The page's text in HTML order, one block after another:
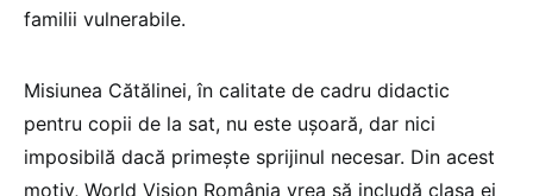
familii vulnerabile.
Misiunea Cătălinei, în calitate de cadru didactic
pentru copii de la sat, nu este ușoară, dar nici
imposibilă dacă primește sprijinul necesar. Din acest
motiv, World Vision România vrea să includă clasa ei